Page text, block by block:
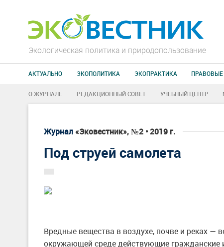
Экологическая политика и природопользование
АКТУАЛЬНО ЭКОПОЛИТИКА ЭКОПРАКТИКА
О ЖУРНАЛЕ РЕДАКЦИОННЫЙ СОВЕТ УЧЕБНЫЙ ЦЕНТР
Журнал«Эковестник», №2 • 2019 г.
Под струей самолета
Вредные вещества в воздухе, почве и реках —
окружающей среде действующие гражданские